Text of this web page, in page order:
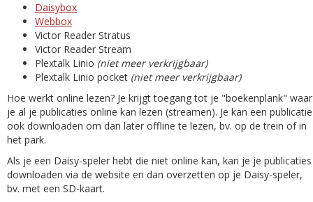
Daisybox
Webbox
Victor Reader Stratus
Victor Reader Stream
Plextalk Linio (niet meer verkrijgbaar)
Plextalk Linio pocket (niet meer verkrijgbaar)
Hoe werkt online lezen? Je krijgt toegang tot je "boekenplank" waar
je al je publicaties online kan lezen (streamen). Je kan een publicatie
ook downloaden om dan later offline te lezen, bv. op de trein of in
het park.
Als je een Daisy-speler hebt die niet online kan, kan je je publicaties
downloaden via de website en dan overzetten op je Daisy-speler,
bv. met een SD-kaart.